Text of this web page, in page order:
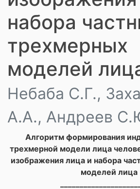
набора
трехмерных
моделей
Небаба С.Г.,
А.А., Андреев
Алгоритм формирования
трехмерной модели лица
изображения лица и набора
моделей лица